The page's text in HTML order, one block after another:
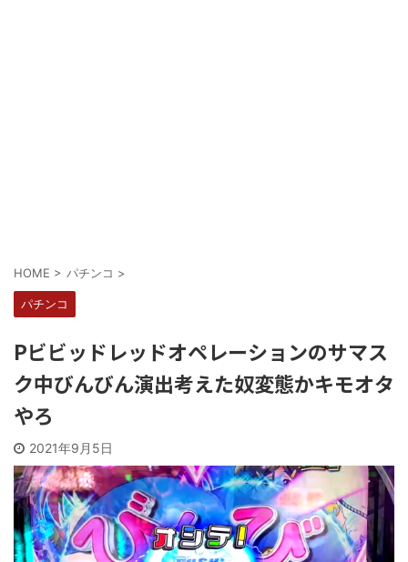
HOME > パチンコ >
パチンコ
Pビビッドレッドオペレーションのサマス
ク中びんびん演出考えた奴変態かキモオタ
やろ
2021年9月5日